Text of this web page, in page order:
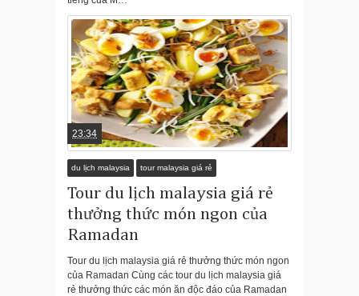
23:34
du lịch malaysia tour malaysia giá rẻ
Tour du lịch malaysia giá rẻ
thưởng thức món ngon của
Ramadan
Tour du lịch malaysia giá rẻ thưởng thức món ngon
của Ramadan Cùng các tour du lịch malaysia giá
rẻ thưởng thức các món ăn độc đáo của Ramadan